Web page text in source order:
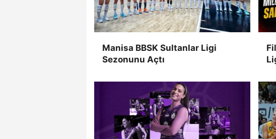
Manisa BBSK Sultanlar Ligi
Sezonunu Açtı